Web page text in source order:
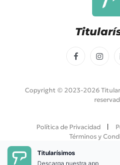
Facebook
Copyright © 2023-2026
Política de Privacidad
Términos y
Titularísimos
Descarga nuestra app